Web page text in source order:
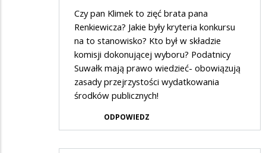
Czy pan Klimek to zięć brata pana
Renkiewicza? Jakie były kryteria konkursu
na to stanowisko? Kto był w składzie
komisji dokonującej wyboru? Podatnicy
Suwałk mają prawo wiedzieć- obowiązują
zasady przejrzystości wydatkowania
środków publicznych!
ODPOWIEDZ